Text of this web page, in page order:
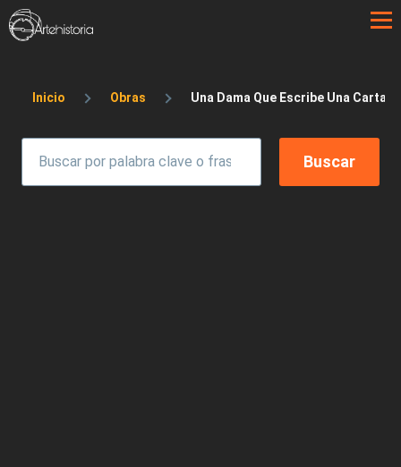
Pasar al contenido principal
Sobrescribir enlaces de ayuda a la
Inicio Obras Una Dama Que Escribe Una Carta